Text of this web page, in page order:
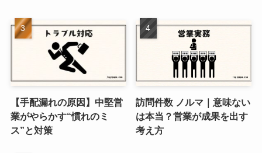
【手配漏れの原因】中堅営
業がやらかす“慣れのミ
ス”と対策
訪問件数 ノルマ｜意味ない
は本当？営業が成果を出す
考え方